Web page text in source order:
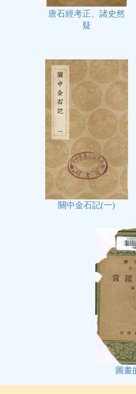
唐石經考正、諸史然
疑
關中金石記(一)
圖畫